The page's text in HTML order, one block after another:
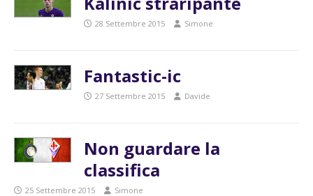
28 Settembre 2015 Simone
Fantastic-ic
27 Settembre 2015 Davide
Non guardare la
classifica
25 Settembre 2015 Simone